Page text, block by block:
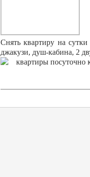
Снять квартиру на
джакузи, душ-кабина, 2